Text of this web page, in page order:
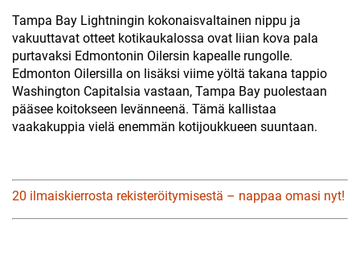
Tampa Bay Lightningin kokonaisvaltainen nippu ja
vakuuttavat otteet kotikaukalossa ovat liian kova pala
purtavaksi Edmontonin Oilersin kapealle rungolle.
Edmonton Oilersilla on lisäksi viime yöltä takana tappio
Washington Capitalsia vastaan, Tampa Bay puolestaan
pääsee koitokseen levänneenä. Tämä kallistaa
vaakakuppia vielä enemmän kotijoukkueen suuntaan.
20 ilmaiskierrosta rekisteröitymisestä – nappaa omasi nyt!